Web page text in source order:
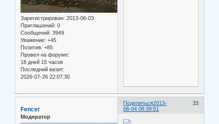
Зарегистрирован: 2013-06-03
Приглашений: 0
Сообщений: 3949
Уважение: +45
Позитив: +85
Провел на форуме:
18 дней 15 часов
Последний визит:
2026-07-26 22:07:30
Поделиться 33
2013-
06-04 08:39:51
Fencer
Модератор